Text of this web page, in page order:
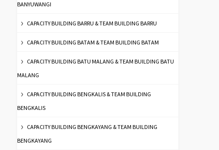
BANYUWANGI
CAPACITY BUILDING BARRU & TEAM BUILDING BARRU
CAPACITY BUILDING BATAM & TEAM BUILDING BATAM
CAPACITY BUILDING BATU MALANG & TEAM BUILDING BATU
MALANG
CAPACITY BUILDING BENGKALIS & TEAM BUILDING
BENGKALIS
CAPACITY BUILDING BENGKAYANG & TEAM BUILDING
BENGKAYANG